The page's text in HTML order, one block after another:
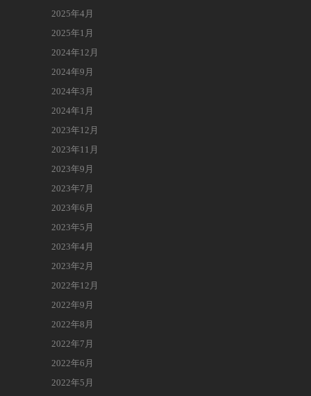
2025年4月
2025年1月
2024年12月
2024年9月
2024年3月
2024年1月
2023年12月
2023年11月
2023年9月
2023年7月
2023年6月
2023年5月
2023年4月
2023年2月
2022年12月
2022年9月
2022年8月
2022年7月
2022年6月
2022年5月